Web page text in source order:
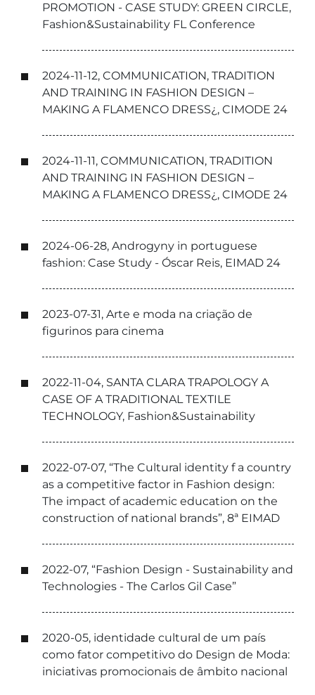
PROMOTION - CASE STUDY: GREEN CIRCLE,
Fashion&Sustainability FL Conference
2024-11-12, COMMUNICATION, TRADITION
AND TRAINING IN FASHION DESIGN –
MAKING A FLAMENCO DRESS¿, CIMODE 24
2024-11-11, COMMUNICATION, TRADITION
AND TRAINING IN FASHION DESIGN –
MAKING A FLAMENCO DRESS¿, CIMODE 24
2024-06-28, Androgyny in portuguese
fashion: Case Study - Óscar Reis, EIMAD 24
2023-07-31, Arte e moda na criação de
figurinos para cinema
2022-11-04, SANTA CLARA TRAPOLOGY A
CASE OF A TRADITIONAL TEXTILE
TECHNOLOGY, Fashion&Sustainability
2022-07-07, “The Cultural identity f a country
as a competitive factor in Fashion design:
The impact of academic education on the
construction of national brands”, 8ª EIMAD
2022-07, “Fashion Design - Sustainability and
Technologies - The Carlos Gil Case”
2020-05, identidade cultural de um país
como fator competitivo do Design de Moda:
iniciativas promocionais de âmbito nacional